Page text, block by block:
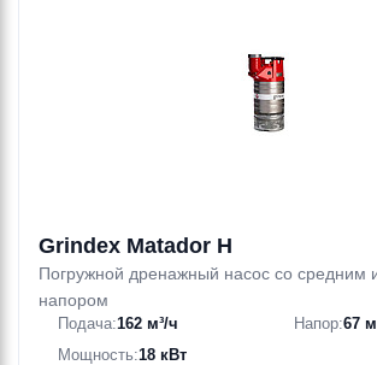
Grindex Matador H
Погружной дренажный насос со средним и высоким
напором
Подача:162 м³/ч Напор:67 м
Мощность:18 кВт